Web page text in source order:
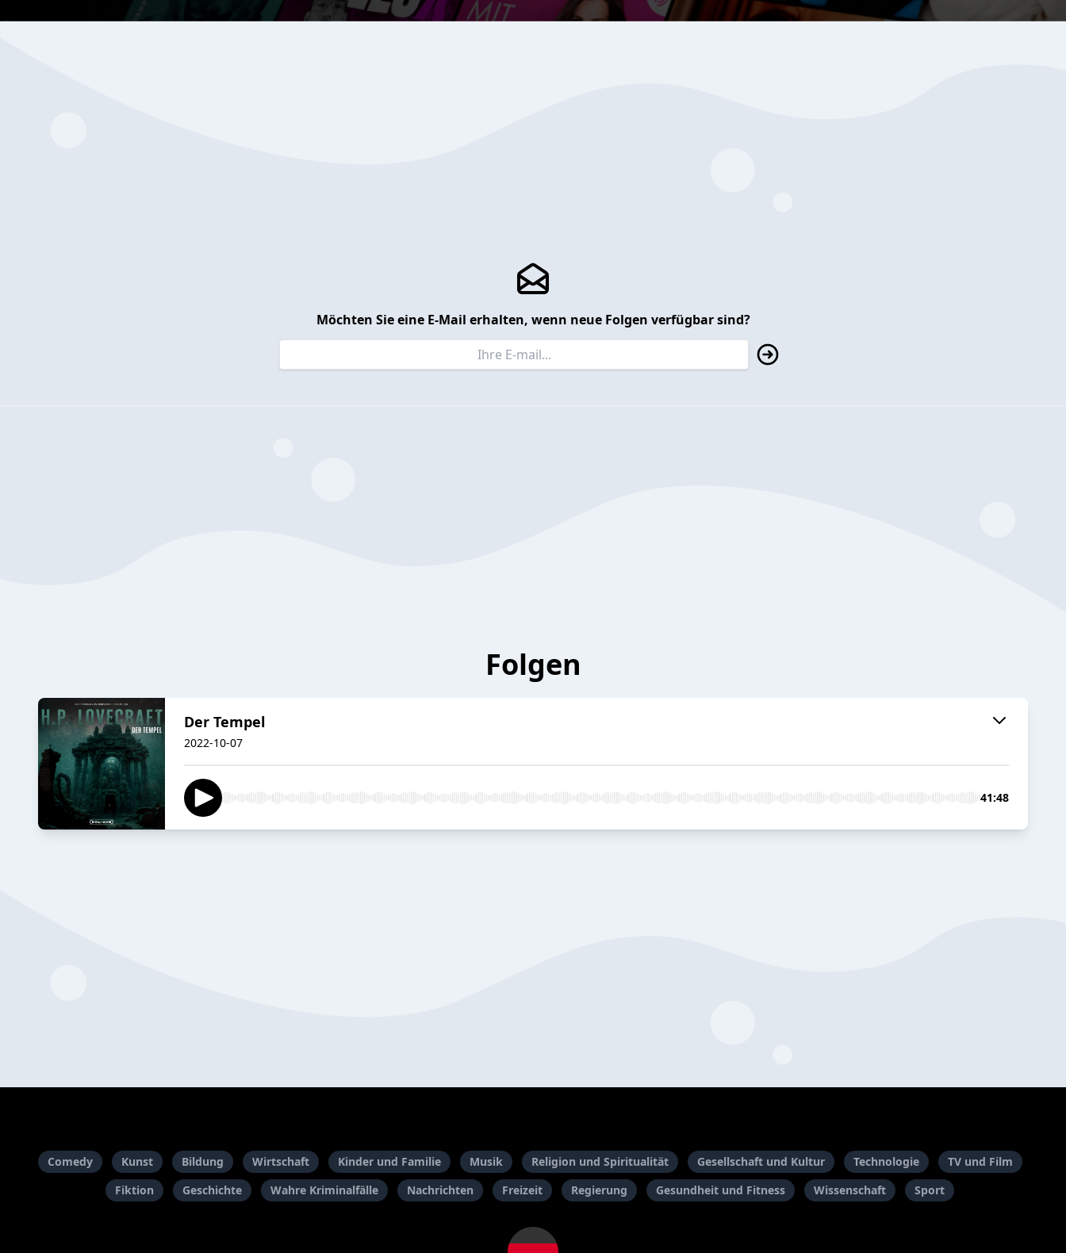
Möchten Sie eine E-Mail erhalten, wenn neue Folgen verfügbar sind?
Folgen
Der Tempel
2022-10-07
41:48
Comedy Kunst Bildung Wirtschaft Kinder und Familie Musik Religion und Spiritualität Gesellschaft und Kultur Technologie
TV und Film
Fiktion
Geschichte Wahre Kriminalfälle Nachrichten Freizeit Regierung Gesundheit und Fitness Wissenschaft Sport